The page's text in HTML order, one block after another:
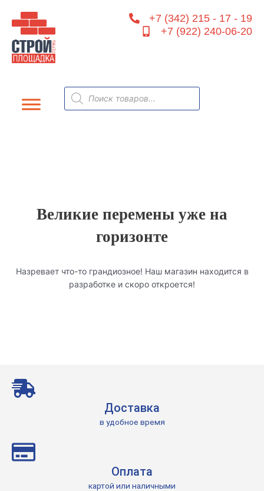
содержимому
+7 (342) 215 - 17 - 19
+7 (922) 240-06-20
Поиск
товаров
Великие перемены уже на
горизонте
Назревает что-то грандиозное! Наш магазин находится в
разработке и скоро откроется!
Доставка
в удобное время
Оплата
картой или наличными